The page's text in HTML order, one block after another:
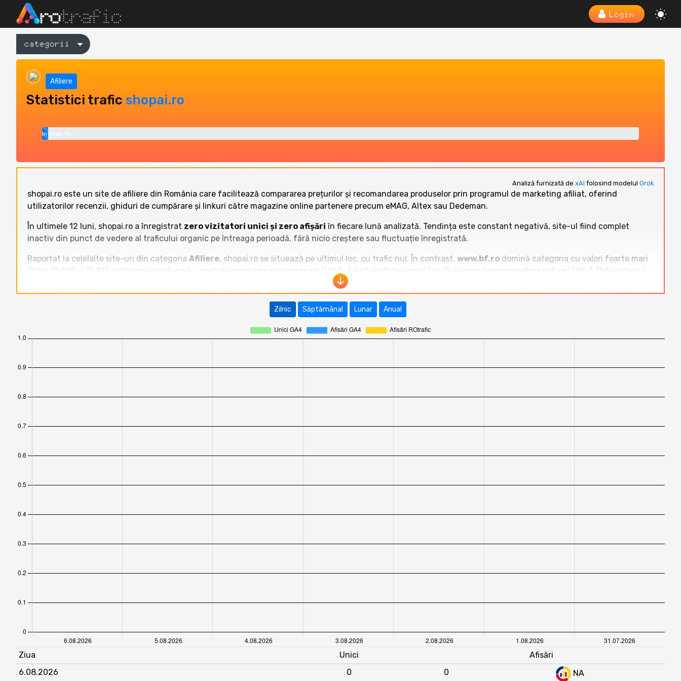
Login
categorii
Afiliere
Statistici trafic shopai.ro
Interes 1%
Analiză furnizată de xAI folosind modelul Grok
shopai.ro este un site de afiliere din România care facilitează compararea prețurilor și recomandarea produselor prin programul de marketing afiliat, oferind
utilizatorilor recenzii, ghiduri de cumpărare și linkuri către magazine online partenere precum eMAG, Altex sau Dedeman.
În ultimele 12 luni, shopai.ro a înregistrat zero vizitatori unici și zero afișări în fiecare lună analizată. Tendința este constant negativă, site-ul fiind complet
inactiv din punct de vedere al traficului organic pe întreaga perioadă, fără nicio creștere sau fluctuație înregistrată.
Raportat la celelalte site-uri din categoria Afiliere, shopai.ro se situează pe ultimul loc, cu trafic nul. În contrast, www.bf.ro domină categoria cu valori foarte mari
(între 12.618 și 35.317 vizitatori unici lunar), urmat de
www.cesaicumpar.ro (1.162–4.663 vizitatori unici/lună) și www.descoperabuzaul.ro
(305–1.358 vizitatori
decostil.roînregistrează valori moderate sau sporadice, iar
shopai.ro, inactiv. Tendința generală arată o distanțare clară față de competiție, shopai.ro neavând nicio evoluție pozitivă în ultimul an.
Zilnic Săptămânal Lunar Anual
Ziua Unici
Afisări
6.08.2026
0 0 NA